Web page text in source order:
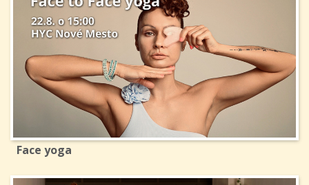
Face yoga